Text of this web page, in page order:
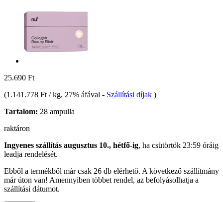
25.690 Ft
(1.141.778 Ft / kg, 27% áfával - Szállítási díjak )
Tartalom: 28 ampulla
raktáron
Ingyenes szállítás augusztus 10., hétfő-ig, ha csütörtök 23:59 óráig
leadja rendelését.
Ebből a termékből már csak 26 db elérhető. A következő szállítmány
már úton van! Amennyiben többet rendel, az befolyásolhatja a
szállítási dátumot.